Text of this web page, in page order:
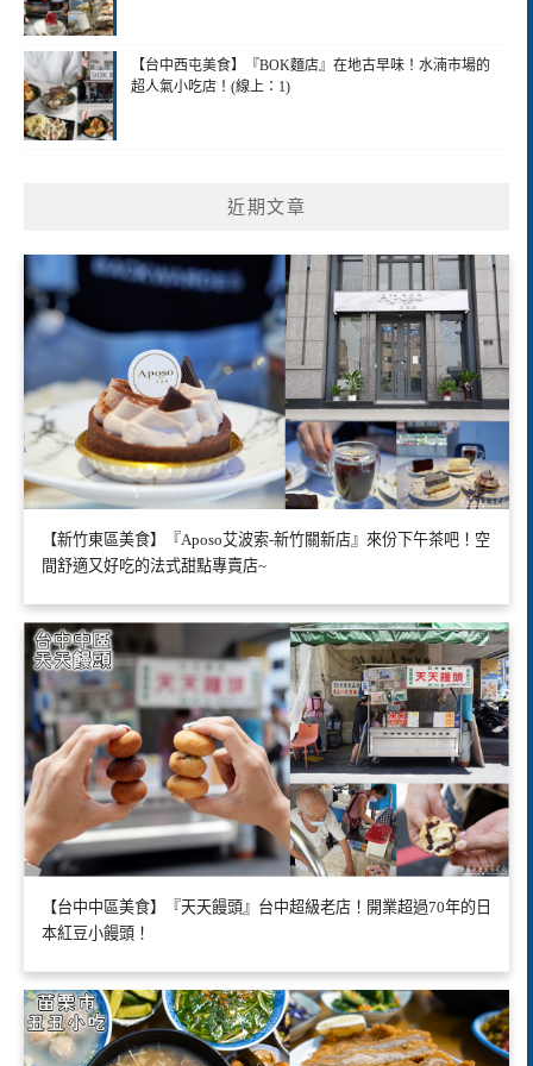
【台中西屯美食】『BOK麵店』在地古早味！水湳市場的
超人氣小吃店！(線上：1)
近期文章
【新竹東區美食】『Aposo艾波索-新竹關新店』來份下午茶吧！空
間舒適又好吃的法式甜點專賣店~
【台中中區美食】『天天饅頭』台中超級老店！開業超過70年的日
本紅豆小饅頭！